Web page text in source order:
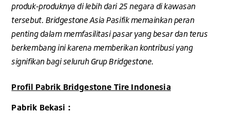
produk-produknya di lebih dari 25 negara di kawasan
tersebut. Bridgestone Asia Pasifik memainkan peran
penting dalam memfasilitasi pasar yang besar dan terus
berkembang ini karena memberikan kontribusi yang
signifikan bagi seluruh Grup Bridgestone.
Profil Pabrik Bridgestone Tire Indonesia
Pabrik Bekasi :